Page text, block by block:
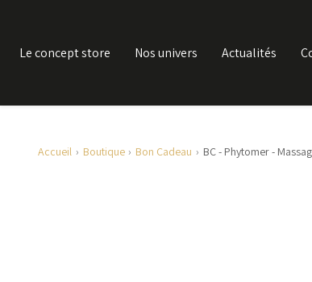
Le concept store Nos univers Actualités
Accueil Boutique Bon Cadeau BC - Phytomer -